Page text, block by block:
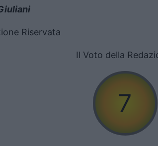
Riservata
Il Voto della
7